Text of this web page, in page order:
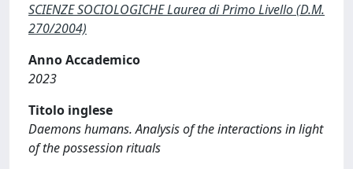
SCIENZE SOCIOLOGICHE Laurea di Primo Livello (D.M.
270/2004)
Anno Accademico
2023
Titolo inglese
Daemons humans. Analysis of the interactions in light
of the possession rituals